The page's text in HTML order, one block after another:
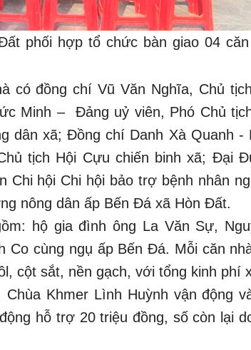
phối hợp tổ chức bàn giao 04
có đồng chí Vũ Văn Nghĩa, Chủ
Minh – Đảng uỷ viên, Phó Chủ
dân xã; Đồng chí Danh Xà Quanh -
tịch Hội Cựu chiến binh xã; Đại
hội Chi hội bảo trợ bệnh nhân
nông dân ấp Bến Đá xã Hòn Đất.
hộ gia đình ông La Văn Sự,
Co cùng ngụ ấp Bến Đá. Mỗi căn
cột sắt, nền gạch, với tổng kinh phí
Khmer Lình Huỳnh vận động
hỗ trợ 20 triệu đồng, số còn lại